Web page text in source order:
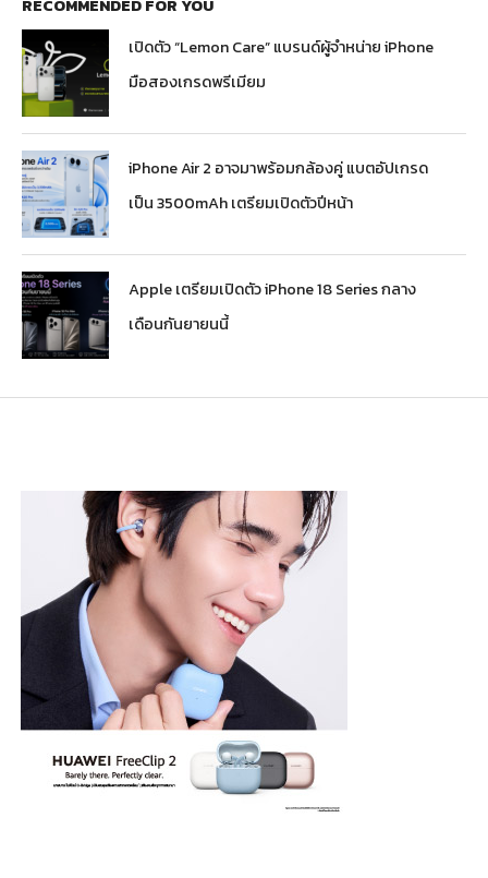
RECOMMENDED FOR YOU
เปิดตัว “Lemon Care” แบรนด์ผู้จำหน่าย iPhone
มือสองเกรดพรีเมียม
iPhone Air 2 อาจมาพร้อมกล้องคู่ แบตอัปเกรด
เป็น 3500mAh เตรียมเปิดตัวปีหน้า
Apple เตรียมเปิดตัว iPhone 18 Series กลาง
เดือนกันยายนนี้